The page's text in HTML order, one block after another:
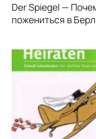
Der Spiegel —
пожениться в